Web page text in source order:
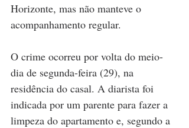
Horizonte, mas não manteve o
acompanhamento regular.
O crime ocorreu por volta do meio-
dia de segunda-feira (29), na
residência do casal. A diarista foi
indicada por um parente para fazer a
limpeza do apartamento e, segundo a